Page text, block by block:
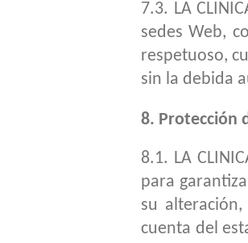
7.3. LA
sedes Web,
respetuoso,
sin la debida
8. Protección
8.1. LA
para
su
cuenta del